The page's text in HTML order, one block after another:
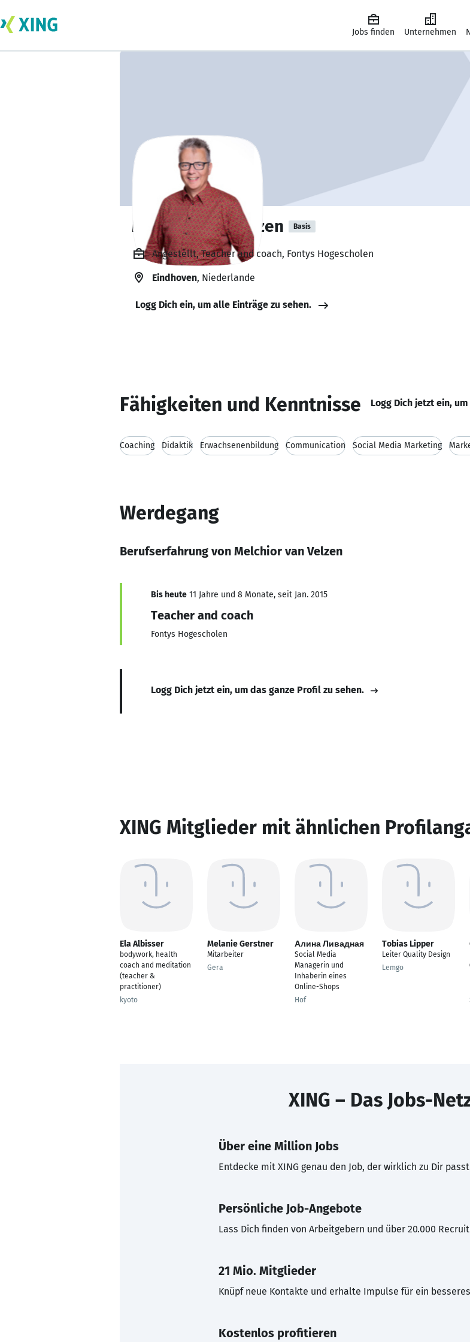
Jobs finden Unternehmen
Melchior van Velzen Basis
Angestellt, Teacher and coach, Fontys Hogescholen
Eindhoven, Niederlande
Logg Dich ein, um alle Einträge zu sehen.
Fähigkeiten und Kenntnisse Logg Dich jetzt ein,
Coaching Didaktik Erwachsenenbildung Communication Social Media Marketing
Werdegang
Berufserfahrung von Melchior van Velzen
Bis heute 11 Jahre und 8 Monate, seit Jan. 2015
Teacher and coach
Fontys Hogescholen
Logg Dich jetzt ein, um das ganze Profil zu sehen.
XING Mitglieder mit ähnlichen
Ela Albisser
bodywork, health
coach and meditation
(teacher &
practitioner)
kyoto
Melanie Gerstner
Mitarbeiter
Gera
Алина Ливадная
Social Media
Managerin und
Inhaberin eines
Online-Shops
Hof
Tobias Lipper
Leiter Quality Design
Lemgo
XING – Das Jobs-
Über eine Million Jobs
Entdecke mit XING genau den Job, der wirklich zu Dir
Persönliche Job-Angebote
Lass Dich finden von Arbeitgebern und über 20.000
21 Mio. Mitglieder
Knüpf neue Kontakte und erhalte Impulse für ein
Kostenlos profitieren